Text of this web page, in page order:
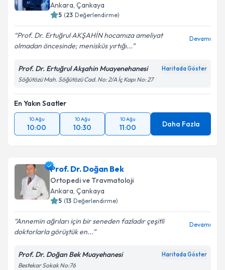
Ankara, Çankaya
5 (23 Değerlendirme)
Prof. Dr. Ertuğrul AKŞAHİN hocamıza ameliyat
olmadan öncesinde; menisküs yırtığı...
Devamı
Prof. Dr. Ertuğrul Akşahin Muayenehanesi Haritada Göster
Söğütözü Mah. Söğütözü Cad. No: 2/A İç Kapı No: 27
En Yakın Saatler
10 Ağu
10:00
10 Ağu
10:30
10 Ağu
11:00 Daha Fazla
Prof. Dr. Doğan Bek
Ortopedi ve Travmatoloji
Ankara, Çankaya
5 (13 Değerlendirme)
Annemin ağrıları için bir seneden fazladır çeşitli
doktorlarla görüştük en...
Devamı
Prof. Dr. Doğan Bek Muayehanesi Haritada Göster
Bestekar Sokak No:76